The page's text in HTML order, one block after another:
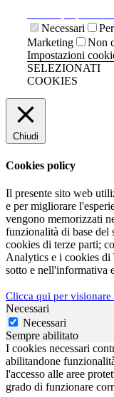
Necessari
Marketing
Non
Impostazioni
SELEZIONATI
COOKIES
Chiudi
Cookies policy
Il presente sito web
e per migliorare
vengono memorizzati
funzionalità di base del
cookies di terze parti;
Analytics e i cookies di
sotto e nell'informativa
Clicca qui per visionare
Necessari
Necessari
Sempre abilitato
I cookies necessari
abilitandone
l'accesso alle aree
grado di funzionare